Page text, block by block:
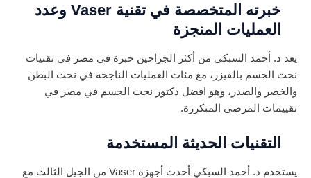
خبرته المتخصصة في تقنية Vaser وعدد
العمليات المنجزة
يعد د. أحمد السبكي من أكثر الجراحين خبرة في مصر في تقنيات
نحت الجسم بالفيزر، مع مئات العمليات الناجحة في نحت البطن
والخصر والصدر، وهو افضل دكتور نحت الجسم في مصر في
تقييمات المرضى المتكررة.
التقنيات الحديثة المستخدمة
يستخدم د. أحمد السبكي أحدث أجهزة Vaser من الجيل الثالث مع